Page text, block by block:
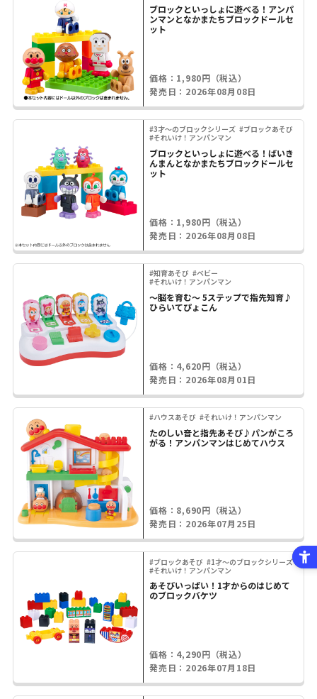
ブロックといっしょに遊べる！アンパ
ンマンとなかまたちブロックドールセ
ット
価格：1,980円（税込）
発売日：2026年08月08日
#3才～のブロックシリーズ #ブロックあそび
#それいけ！アンパンマン
ブロックといっしょに遊べる！ばいき
んまんとなかまたちブロックドールセ
ット
価格：1,980円（税込）
発売日：2026年08月08日
#知育あそび #ベビー
#それいけ！アンパンマン
～脳を育む～ 5ステップで指先知育♪
ひらいてぴょこん
価格：4,620円（税込）
発売日：2026年08月01日
#ハウスあそび #それいけ！アンパンマン
たのしい音と指先あそび♪パンがころ
がる！アンパンマンはじめてハウス
価格：8,690円（税込）
発売日：2026年07月25日
#ブロックあそび #1才～のブロックシリーズ
#それいけ！アンパンマン
あそびいっぱい！1才からのはじめて
のブロックバケツ
価格：4,290円（税込）
発売日：2026年07月18日